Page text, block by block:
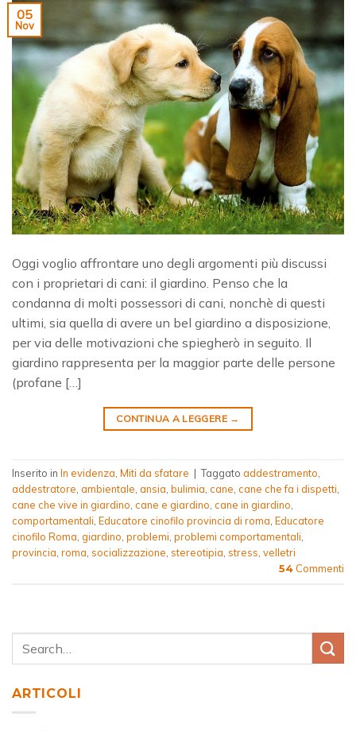
05
Nov
Oggi voglio affrontare uno degli argomenti più discussi
con i proprietari di cani: il giardino. Penso che la
condanna di molti possessori di cani, nonchè di questi
ultimi, sia quella di avere un bel giardino a disposizione,
per via delle motivazioni che spiegherò in seguito. Il
giardino rappresenta per la maggior parte delle persone
(profane […]
CONTINUA A LEGGERE →
Inserito in In evidenza Miti da sfatare | Taggato addestramento
addestratore ambientale ansia bulimia cane cane che fa i dispetti
cane che vive in giardino cane e giardino cane in giardino
comportamentali Educatore cinofilo provincia di roma Educatore
cinofilo Roma giardino problemi problemi comportamentali
provincia roma socializzazione stereotipia stress velletri
54 Commenti
ARTICOLI